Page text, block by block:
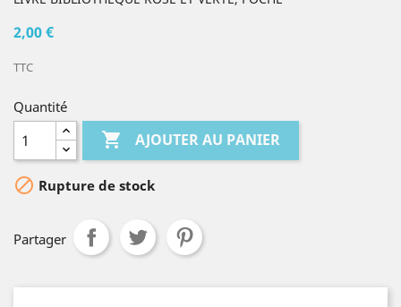
2,00 €
TTC
Quantité
 AJOUTER AU PANIER
 Rupture de stock
Partager